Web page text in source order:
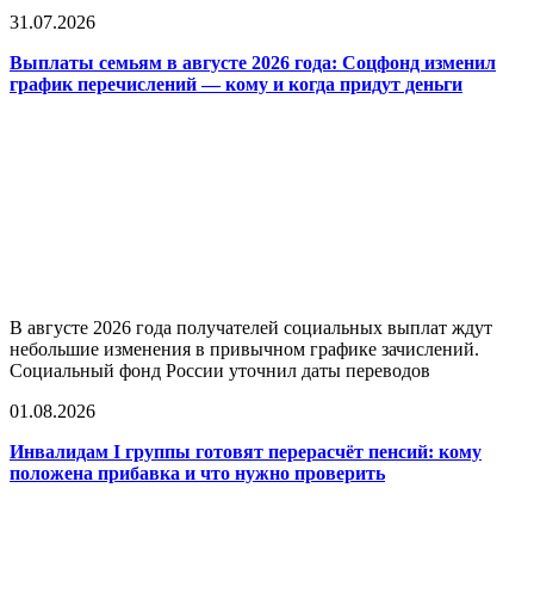
31.07.2026
Выплаты семьям в августе 2026 года: Соцфонд изменил
график перечислений — кому и когда придут деньги
В августе 2026 года получателей социальных выплат ждут
небольшие изменения в привычном графике зачислений.
Социальный фонд России уточнил даты переводов
01.08.2026
Инвалидам I группы готовят перерасчёт пенсий: кому
положена прибавка и что нужно проверить